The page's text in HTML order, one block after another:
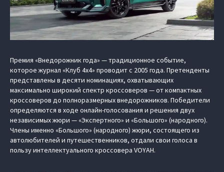
Премия «Внедорожник года» — традиционное событие,
которое журнал «Клуб 4х4» проводит с 2005 года. Претенденты
представлены в десяти номинациях, охватывающих
максимально широкий спектр кроссоверов — от компактных
кроссоверов до полноразмерных внедорожников. Победители
определяются в ходе онлайн-голосования и решения двух
независимых жюри — «Экспертного» и «Большого» (народного).
Члены именно «Большого» (народного) жюри, состоящего из
автолюбителей и путешественников, отдали свои голоса в
пользу интеллектуального кроссовера VOYAH.